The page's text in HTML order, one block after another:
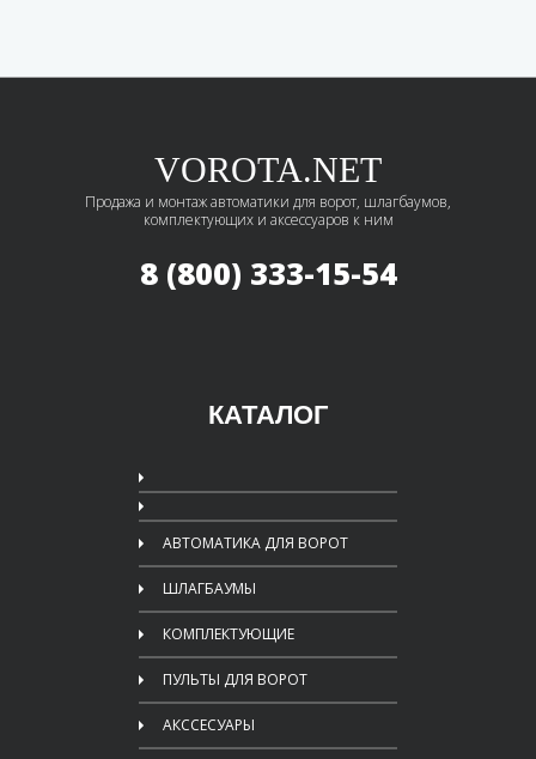
VOROTA.NET
Продажа и монтаж автоматики для ворот, шлагбаумов,
комплектующих и аксессуаров к ним
8 (800) 333-15-54
КАТАЛОГ
АВТОМАТИКА ДЛЯ ВОРОТ
ШЛАГБАУМЫ
КОМПЛЕКТУЮЩИЕ
ПУЛЬТЫ ДЛЯ ВОРОТ
АКССЕСУАРЫ